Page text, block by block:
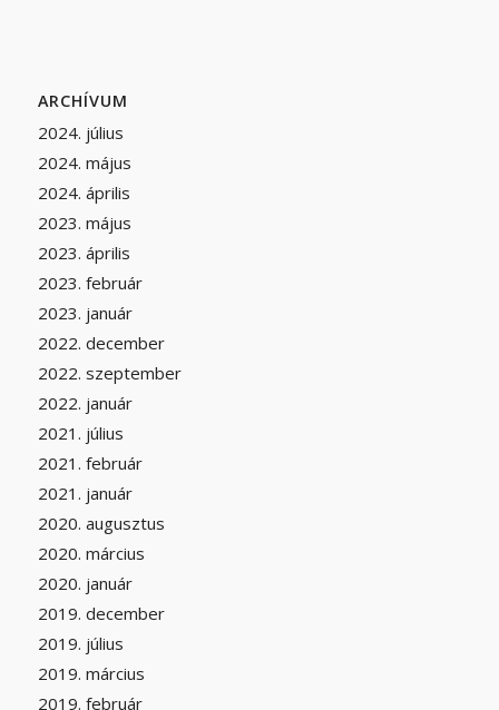
ARCHÍVUM
2024. július
2024. május
2024. április
2023. május
2023. április
2023. február
2023. január
2022. december
2022. szeptember
2022. január
2021. július
2021. február
2021. január
2020. augusztus
2020. március
2020. január
2019. december
2019. július
2019. március
2019. február